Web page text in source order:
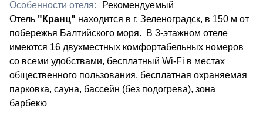
Особенности отеля:
Рекомендуемый
​Отель "Кранц" находится в г. Зеленоградск, в 150 м от
побережья Балтийского моря. В 3-этажном отеле
имеются 16 двухместных комфортабельных номеров
со всеми удобствами, бесплатный Wi-Fi в местах
общественного пользования, бесплатная охраняемая
парковка, сауна, бассейн (без подогрева), зона
барбекю